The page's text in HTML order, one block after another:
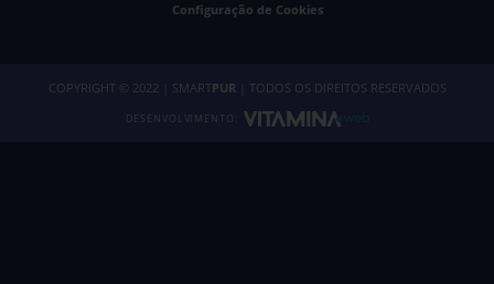
Configuração de Cookies
COPYRIGHT © 2022 | SMARTPUR| TODOS OS DIREITOS RESERVADOS
DESENVOLVIMENTO: